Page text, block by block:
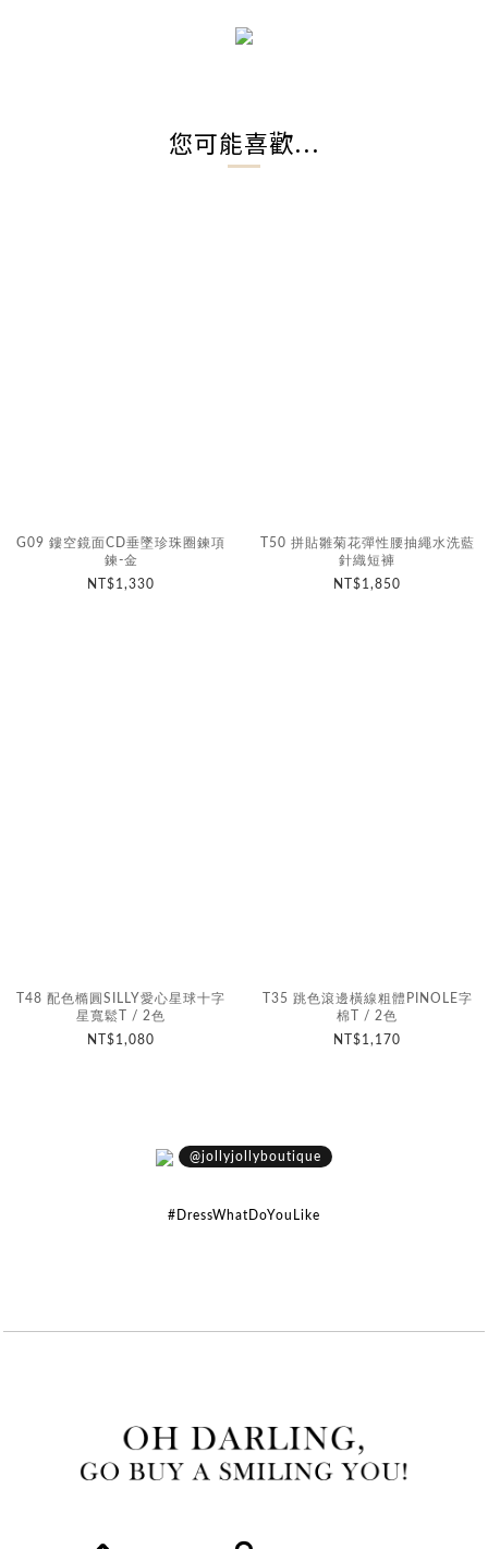
您可能喜歡...
G09 鏤空鏡面CD垂墜珍珠圈鍊項
鍊-金
NT$1,330
T50 拼貼雛菊花彈性腰抽繩水洗藍
針織短褲
NT$1,850
T48 配色橢圓SILLY愛心星球十字
星寬鬆T / 2色
NT$1,080
T35 跳色滾邊橫線粗體PINOLE字
棉T / 2色
NT$1,170
@jollyjollyboutique
#DressWhatDoYouLike